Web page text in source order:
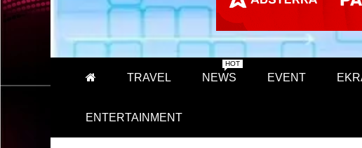
TRAVEL NEWS
HOT
EVENT
ENTERTAINMENT